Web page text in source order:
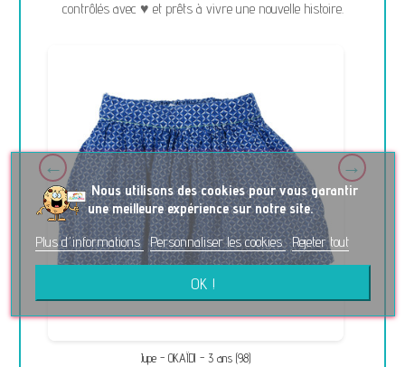
contrôlés avec ♥ et prêts à vivre une nouvelle histoire.
Jupe - OKAÏDI - 3 ans (98)
Nous utilisons des cookies pour vous garantir
une meilleure expérience sur notre site.
Plus d'informations Personnaliser les cookies Rejeter tout
OK !